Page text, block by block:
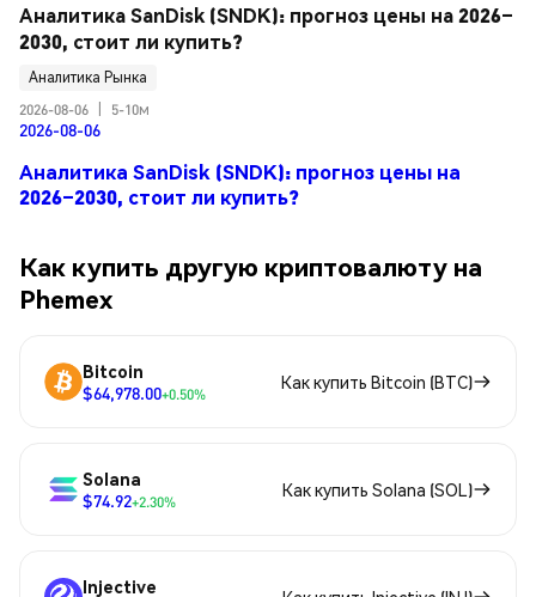
Аналитика SanDisk (SNDK): прогноз цены на 2026–
2030, стоит ли купить?
Аналитика Рынка
2026-08-06
5-10м
2026-08-06
Аналитика SanDisk (SNDK): прогноз цены на
2026–2030, стоит ли купить?
Как купить другую криптовалюту на
Phemex
Bitcoin
$64,978.00+0.50%
Как купить Bitcoin (BTC)
Solana
$74.92+2.30%
Как купить Solana (SOL)
Injective